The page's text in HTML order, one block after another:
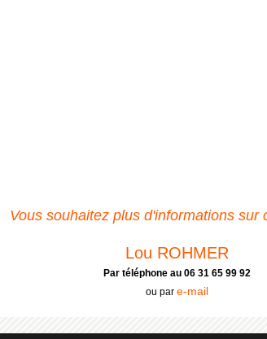
Vous souhaitez plus d'informations sur
Lou ROHMER
Par téléphone au 06 31 65 99 92
ou par e-mail